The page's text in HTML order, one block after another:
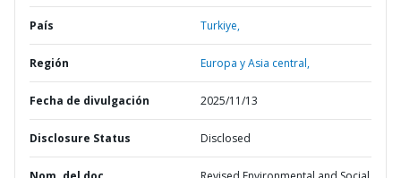
País Turkiye,
Región Europa y Asia central,
Fecha de divulgación 2025/11/13
Disclosure Status Disclosed